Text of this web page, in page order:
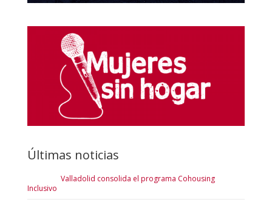
Últimas noticias
Valladolid consolida el programa Cohousing
Inclusivo